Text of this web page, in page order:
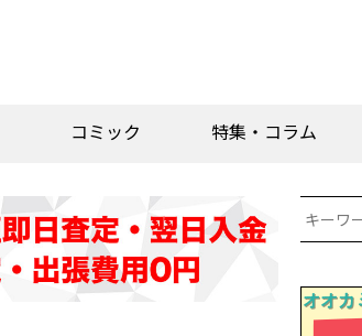
コミック 特集・コラム